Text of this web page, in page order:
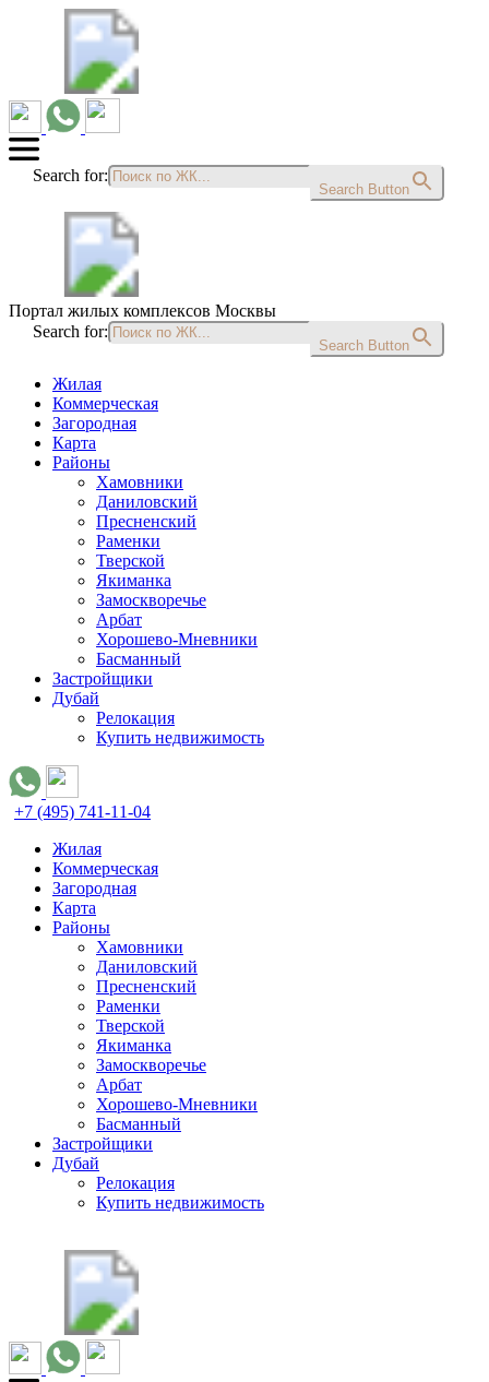
Search for:
Search Button
Портал жилых комплексов Москвы
Search for:
Search Button
Жилая
Коммерческая
Загородная
Карта
Районы
Хамовники
Даниловский
Пресненский
Раменки
Тверской
Якиманка
Замоскворечье
Арбат
Хорошево-Мневники
Басманный
Застройщики
Дубай
Релокация
Купить недвижимость
+7 (495) 741-11-04
Жилая
Коммерческая
Загородная
Карта
Районы
Хамовники
Даниловский
Пресненский
Раменки
Тверской
Якиманка
Замоскворечье
Арбат
Хорошево-Мневники
Басманный
Застройщики
Дубай
Релокация
Купить недвижимость